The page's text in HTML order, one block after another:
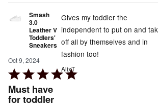
Smash
3.0
Leather V
Toddlers'
Sneakers
Oct 9, 2024
Rated
5
out
Must have
for toddler
Gives my toddler the
independent to put on and
off all by themselves and in
fashion too!
AlixT